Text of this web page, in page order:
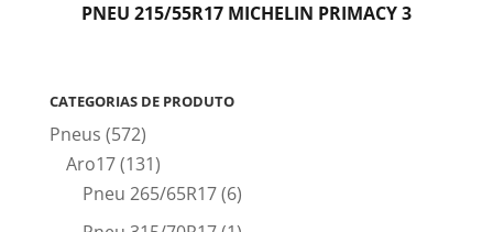
PNEU 215/55R17 MICHELIN PRIMACY 3
CATEGORIAS DE PRODUTO
Pneus (572)
Aro17(131)
Pneu 265/65R17(6)